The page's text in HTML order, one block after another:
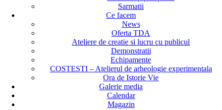
Sarmatii
Ce facem
News
Oferta TDA
Ateliere de creatie si lucru cu publicul
Demonstratii
Echipamente
COSTESTI – Atelierul de arheologie experimentala
Ora de Istorie Vie
Galerie media
Calendar
Magazin